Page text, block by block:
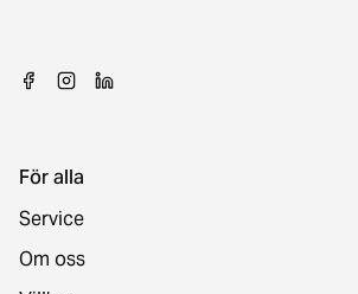
För alla
Service
Om oss